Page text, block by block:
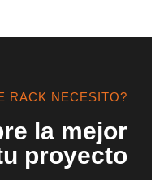
RACK NECESITO?
la mejor
proyecto